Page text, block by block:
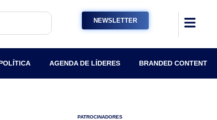
NEWSLETTER
AGENDA DE LÍDERES BRANDED CONTENT
PATROCINADORES